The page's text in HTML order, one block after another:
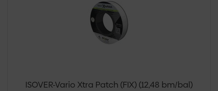
ISOVER-Vario Xtra Patch (FIX) (12,48 bm/bal)